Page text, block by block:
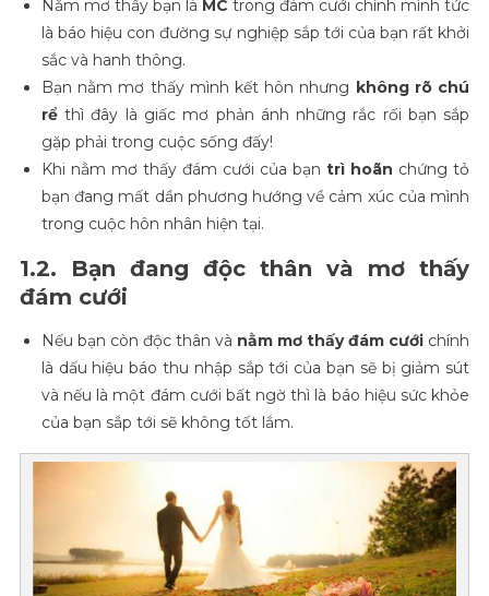
Nằm mơ thấy bạn là MC trong đám cưới chính mình tức
là báo hiệu con đường sự nghiệp sắp tới của bạn rất khởi
sắc và hanh thông.
Bạn nằm mơ thấy mình kết hôn nhưng không rõ chú
rểthì đây là giấc mơ phản ánh những rắc rối bạn sắp
gặp phải trong cuộc sống đấy!
Khi nằm mơ thấy đám cưới của bạntrì hoãn chứng tỏ
bạn đang mất dần phương hướng về cảm xúc của mình
trong cuộc hôn nhân hiện tại.
1.2. Bạn đang độc thân và mơ thấy
đám cưới
Nếu bạn còn độc thân và nằm mơ thấy đám cưới chính
là dấu hiệu báo thu nhập sắp tới của bạn sẽ bị giảm sút
và nếu là một đám cưới bất ngờ thì là báo hiệu sức khỏe
của bạn sắp tới sẽ không tốt lắm.